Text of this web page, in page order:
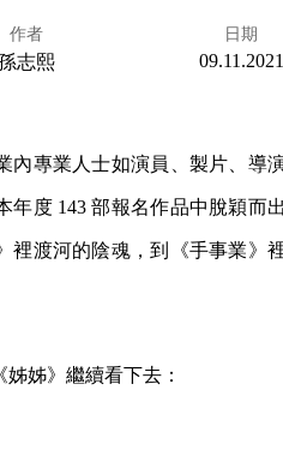
作者
志熙
日期
09.11.2021
內專業人士如演員、製片、導
年度 143 部報名作品中脫穎而
裡渡河的陰魂，到《手事業》
姊》繼續看下去：